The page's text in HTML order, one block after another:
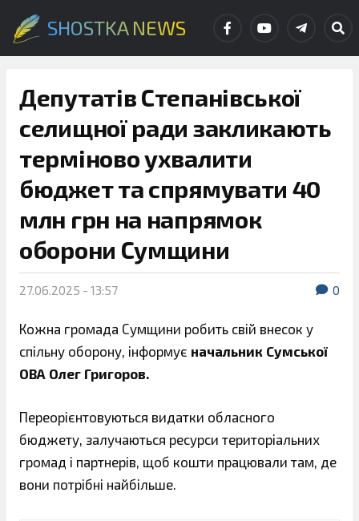
SHOSTKA NEWS
Депутатів Степанівської
селищної ради закликають
терміново ухвалити
бюджет та спрямувати 40
млн грн на напрямок
оборони Сумщини
27.06.2025 - 13:57 0
Кожна громада Сумщини робить свій внесок у
спільну оборону, інформує начальник Сумської
ОВА Олег Григоров.
Переорієнтовуються видатки обласного
бюджету, залучаються ресурси територіальних
громад і партнерів, щоб кошти працювали там, де
вони потрібні найбільше.